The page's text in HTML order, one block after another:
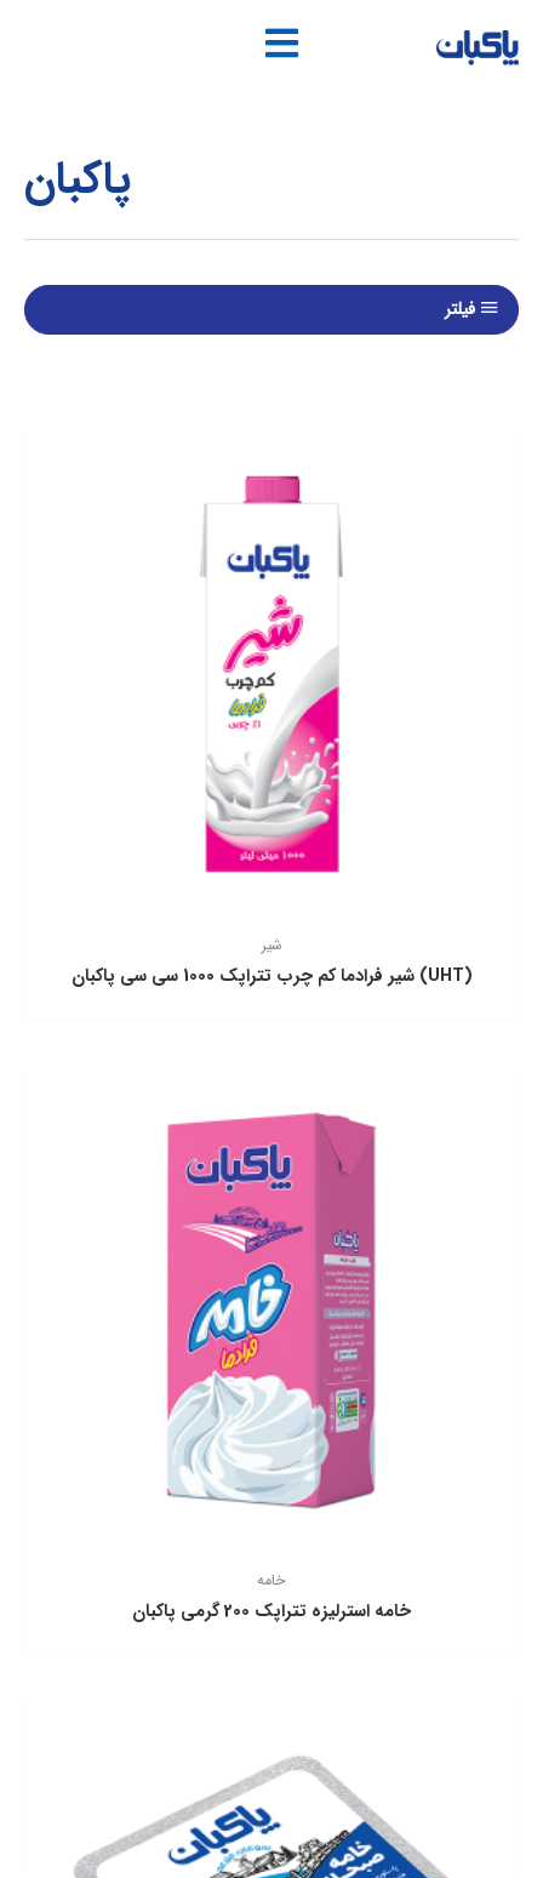
محتوا
پاکبان
فیلتر
شیر
(UHT) شیر فرادما كم چرب تتراپك 1000 سی سی پاكبان
خامه
خامه استرلیزه تتراپک 200 گرمی پاکبان